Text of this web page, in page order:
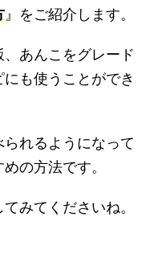
』をご紹介します。
あんこをグレード
も使うことができ
れるようになって
の方法です。
みてくださいね。